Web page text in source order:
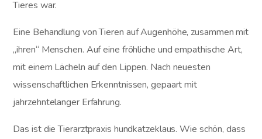
Tieres war.
Eine Behandlung von Tieren auf Augenhöhe, zusammen mit
„ihren“ Menschen. Auf eine fröhliche und empathische Art,
mit einem Lächeln auf den Lippen. Nach neuesten
wissenschaftlichen Erkenntnissen, gepaart mit
jahrzehntelanger Erfahrung.
Das ist die Tierarztpraxis hundkatzeklaus. Wie schön, dass